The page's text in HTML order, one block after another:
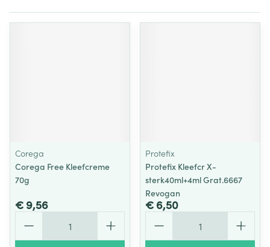
Corega
Corega Free Kleefcreme
70g
€ 9,56
Protefix
Protefix Kleefcr X-
sterk40ml+4ml Grat.6667
Revogan
€ 6,50